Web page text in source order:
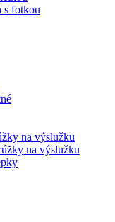
s fotkou
na výslužku
na výslužku